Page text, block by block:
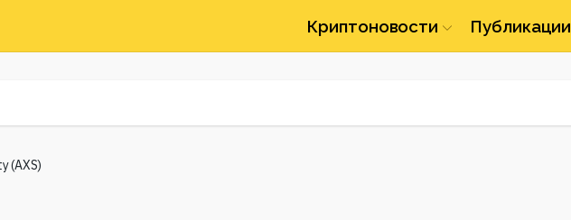
Криптоновости Публикации
(AXS)